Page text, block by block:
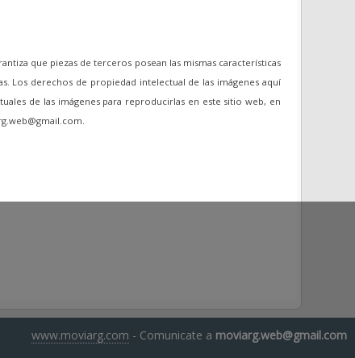
que piezas de terceros posean las mismas características
Los derechos de propiedad intelectual de las imágenes aquí
de las imágenes para reproducirlas en este sitio web, en
www.moviarg.com - Comunicate a moviarg.web@gmail.com